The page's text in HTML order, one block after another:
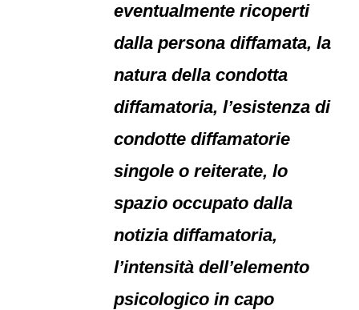
eventualmente ricoperti
dalla persona diffamata, la
natura della condotta
diffamatoria, l’esistenza di
condotte diffamatorie
singole o reiterate, lo
spazio occupato dalla
notizia diffamatoria,
l’intensità dell’elemento
psicologico in capo